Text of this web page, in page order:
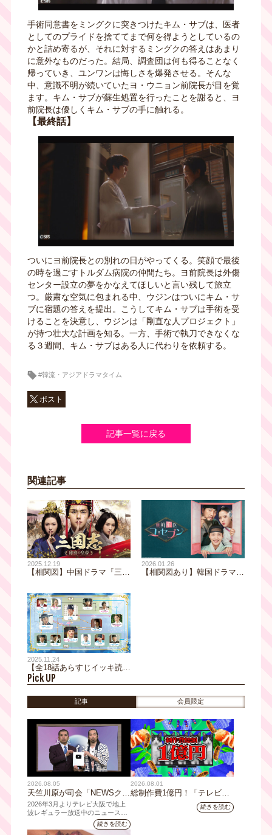
手術同意書をミングクに突きつけたキム・サブは、医者
としてのプライドを捨ててまで何を得ようとしているの
かと詰め寄るが、それに対するミングクの答えはあまり
に意外なものだった。結局、調査団は何も得ることなく
帰っていき、ユンワンは悔しさを爆発させる。そんな
中、意識不明が続いていたヨ・ウニョン前院長が目を覚
ます。キム・サブが蘇生処置を行ったことを謝ると、ヨ
前院長は優しくキム・サブの手に触れる。
【最終話】
ついにヨ前院長との別れの日がやってくる。笑顔で最後
の時を過ごすトルダム病院の仲間たち。ヨ前院長は外傷
センター設立の夢をかなえてほしいと言い残して旅立
つ。厳粛な空気に包まれる中、ウジンはついにキム・サ
ブに宿題の答えを提出。こうしてキム・サブは手術を受
けることを決意し、ウジンは「剛直な人プロジェクト」
が持つ壮大な計画を知る。一方、手術で執刀できなくな
る３週間、キム・サブはある人に代わりを依頼する。
#韓流・アジアドラマタイム
ポスト
記事一覧に戻る
関連記事
2025.12.19
【相関図】中国ドラマ『三国
つの「三国志」！｜テレビ大
阪 月～金曜あさ8時放送
【TVerあり】
2026.01.26
【相関図あり】韓国ドラマ
2025.11.24
【全18話あらすじイッキ読
み・相関図あり】韓国ドラマ
『雲が描いた月明り』男装女
子に舞い降りた運命の恋！？
｜テレビ大阪 月～金曜あさ
Pick UP
記事 会員限定
2026.08.05
天竺川原が司会「NEWSクラ
イシス」チャンネル登録者数
10万人突破！テレビ大阪の番
組史上最速記録を更新
2026年3月よりテレビ大阪で地上
波レギュラー放送中のニュース番
組「NEWSクライシス」が、この
たび2026年7月12日(日)に、
続きを読む
2026.08.01
総制作費1億円！「テレビ大
阪ネクストIPプロジェクト」
第1弾採用企画が決定 第2弾
続きを読む